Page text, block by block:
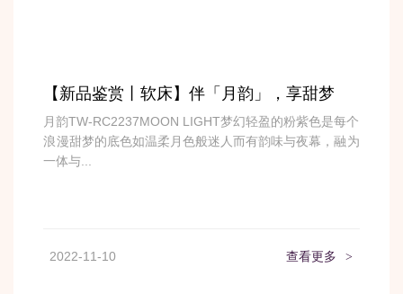
【新品鉴赏丨软床】伴「月韵」，享甜梦
月韵TW-RC2237MOON LIGHT梦幻轻盈的粉紫色是每个
浪漫甜梦的底色如温柔月色般迷人而有韵味与夜幕，融为
一体与...
2022-11-10 查看更多 >